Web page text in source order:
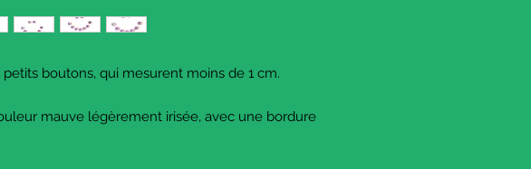
boutons, qui mesurent moins de 1 cm.
mauve légèrement irisée, avec une bordure